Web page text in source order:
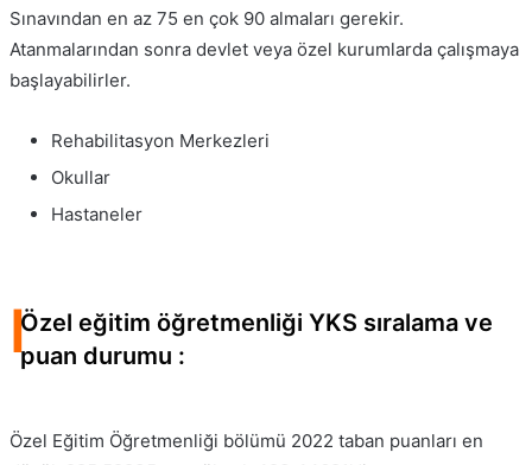
Sınavından en az 75 en çok 90 almaları gerekir.
Atanmalarından sonra devlet veya özel kurumlarda çalışmaya
başlayabilirler.
Rehabilitasyon Merkezleri
Okullar
Hastaneler
IÖzel eğitim öğretmenliği YKS sıralama ve
puan durumu :
Özel Eğitim Öğretmenliği bölümü 2022 taban puanları en